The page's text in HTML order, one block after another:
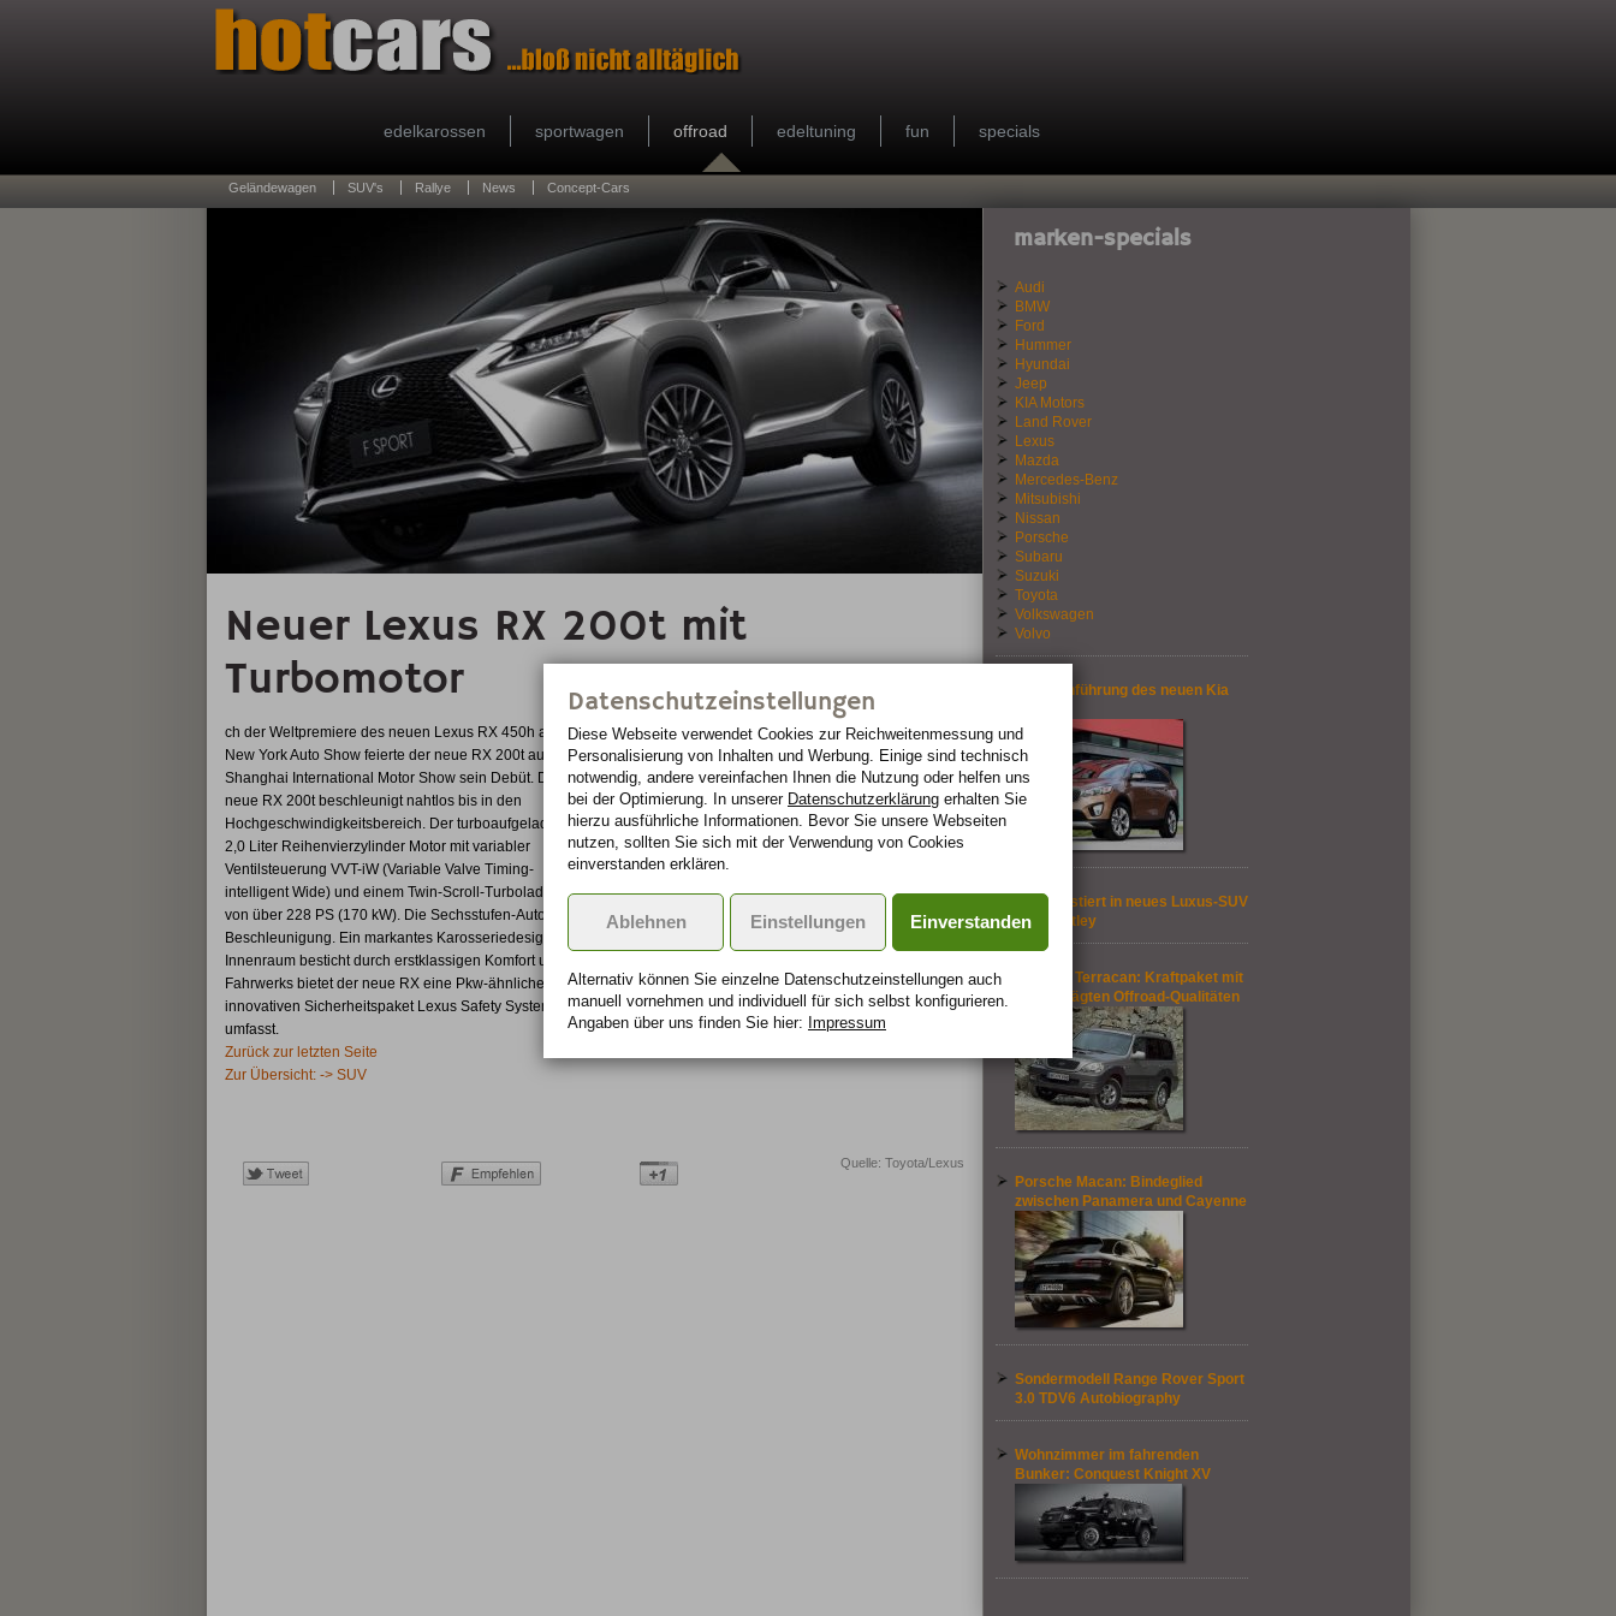
edelkarossen sportwagen offroad edeltuning fun specials
Geländewagen SUV's Rallye News Concept-Cars
Neuer Lexus RX 200t mit
Turbomotor
ch der Weltpremiere des neuen Lexus RX 450h auf der
New York Auto Show feierte der neue RX 200t auf der
Shanghai International Motor Show sein Debüt. Der
neue RX 200t beschleunigt nahtlos bis in den
Hochgeschwindigkeitsbereich. Der turboaufgeladene
2,0 Liter Reihenvierzylinder Motor mit variabler
Ventilsteuerung VVT-iW (Variable Valve Timing-
intelligent Wide) und einem Twin-Scroll-Turbolader mit flüssigkeitsgekühltem Ladeluftkühler erzielt eine Leistung
von über 228 PS (170 kW). Die Sechsstufen-Automatik des RX 200t ermöglicht eine spontane und kraftvolle
Beschleunigung. Ein markantes Karosseriedesign unterstreicht das überarbeitete Motorenangebot, und der
Innenraum besticht durch erstklassigen Komfort und Luxus. Dank einer verstärkten Karosserie und eines neuen
Fahrwerks bietet der neue RX eine Pkw-ähnliche Handlingcharakteristik. Zugleich präsentiert er sich mit dem
innovativen Sicherheitspaket Lexus Safety System+, das zahlreiche aktive und präventive Sicherheits-Funktionen
umfasst.
Zurück zur letzten Seite
Zur Übersicht: -> SUV
Quelle: Toyota/Lexus
marken-specials
Audi
BMW
Ford
Hummer
Hyundai
Jeep
KIA Motors
Land Rover
Lexus
Mazda
Mercedes-Benz
Mitsubishi
Nissan
Porsche
Subaru
Suzuki
Toyota
Volkswagen
Volvo
Markteinführung des neuen Kia
VW investiert in neues Luxus-SUV
von Bentley
Hyundai Terracan: Kraftpaket mit
ausgeprägten Offroad-Qualitäten
Porsche Macan: Bindeglied
zwischen Panamera und Cayenne
Sondermodell Range Rover Sport
3.0 TDV6 Autobiography
Wohnzimmer im fahrenden
Bunker: Conquest Knight XV
Datenschutzeinstellungen
Diese Webseite verwendet Cookies zur Reichweiten­messung und
Personalisierung von Inhalten und Werbung. Einige sind technisch
notwendig, andere vereinfachen Ihnen die Nutzung oder helfen uns
bei der Optimierung. In unserer Datenschutzerklärung erhalten Sie
hierzu ausführliche Informationen. Bevor Sie unsere Webseiten
nutzen, sollten Sie sich mit der Verwendung von Cookies
einverstanden erklären.
Einverstanden
Ablehnen Einstellungen
Alternativ können Sie einzelne Datenschutz­ein­stellungen auch
manuell vor­nehmen und indivi­duell für sich selbst konfigurieren.
Angaben über uns finden Sie hier: Impressum